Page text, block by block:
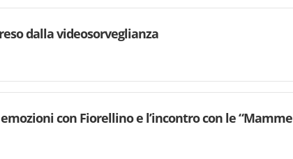
dalla videosorveglianza
con Fiorellino e l’incontro con le “Mamme